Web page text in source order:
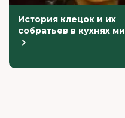
История клецок и их
собратьев в кухнях